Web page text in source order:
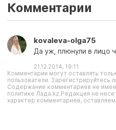
Комментарии
kovaleva-olga75
Да уж, плюнули в лицо
21.12.2014, 19:11
Комментарии могут оставлять
пользователи. Зарегистрируйтесь
Содержание комментариев не
политике Лада.kz.Редакция не
характер комментариев,